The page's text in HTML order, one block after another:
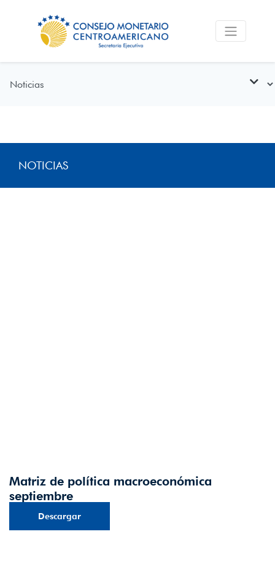
NOTICIAS
Matriz de política macroeconómica
septiembre
Descargar